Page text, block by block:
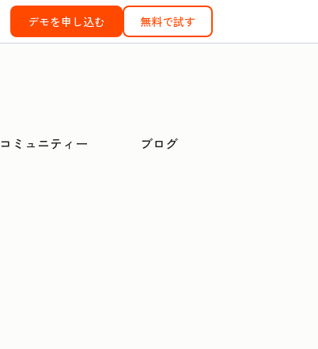
デモを申し込む 無料で試す
コミュニティー ブログ